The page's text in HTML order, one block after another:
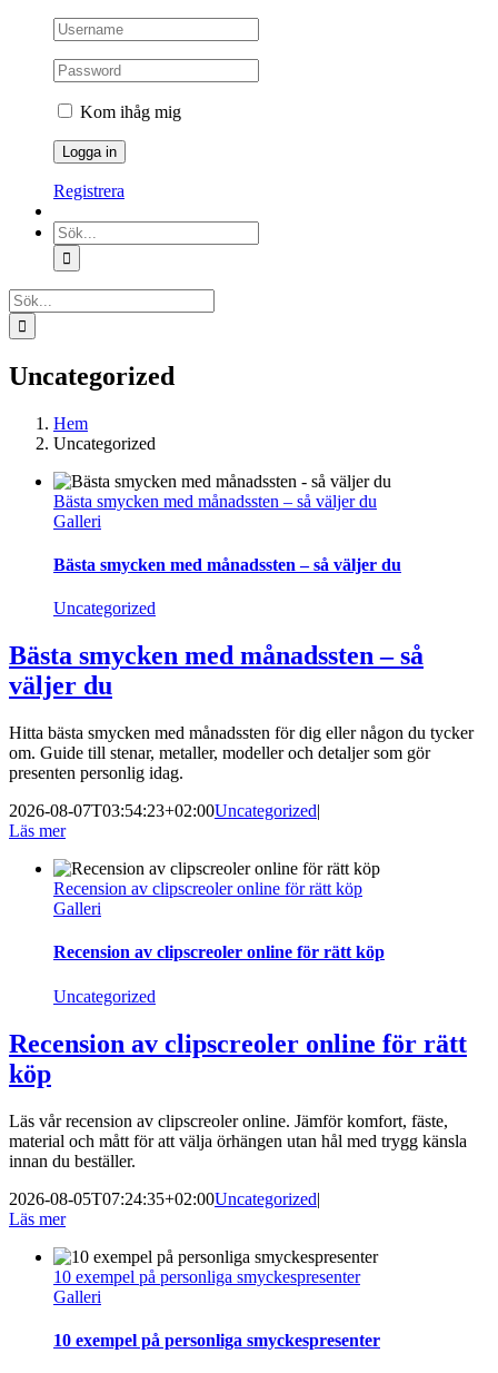
Kom ihåg mig
Registrera
Sök
efter:
Sök
efter:
Uncategorized
Hem
Uncategorized
Bästa smycken med månadssten – så väljer du
Galleri
Bästa smycken med månadssten – så väljer du
Uncategorized
Bästa smycken med månadssten – så
väljer du
Hitta bästa smycken med månadssten för dig eller någon du tycker
om. Guide till stenar, metaller, modeller och detaljer som gör
presenten personlig idag.
2026-08-07T03:54:23+02:00Uncategorized|
Läs mer
Recension av clipscreoler online för rätt köp
Galleri
Recension av clipscreoler online för rätt köp
Uncategorized
Recension av clipscreoler online för rätt
köp
Läs vår recension av clipscreoler online. Jämför komfort, fäste,
material och mått för att välja örhängen utan hål med trygg känsla
innan du beställer.
2026-08-05T07:24:35+02:00Uncategorized|
Läs mer
10 exempel på personliga smyckespresenter
Galleri
10 exempel på personliga smyckespresenter